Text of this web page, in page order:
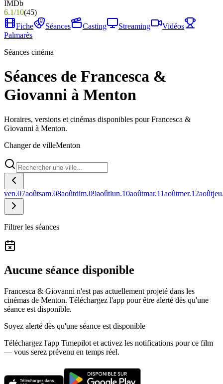
6.1/10(45)
Fiche
Séances Casting Streaming
Vidéos
Palmarès
Séances cinéma
Séances de Francesca &
Giovanni à Menton
Horaires, versions et cinémas disponibles pour Francesca &
Giovanni à Menton.
Changer de villeMenton
ven.07aoûtsam.08aoûtdim.09aoûtlun.10aoûtmar.11aoûtmer.12août
Filtrer les séances
Aucune séance disponible
Francesca & Giovanni n'est pas actuellement projeté dans les
cinémas de Menton. Téléchargez l'app pour être alerté dès qu'une
séance est disponible.
Soyez alerté dès qu'une séance est disponible
Téléchargez l'app Timepilot et activez les notifications pour ce film
— vous serez prévenu en temps réel.